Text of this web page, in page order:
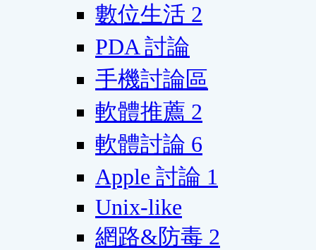
數位生活 2
PDA 討論
手機討論區
軟體推薦 2
軟體討論 6
Apple 討論 1
Unix-like
網路&防毒 2